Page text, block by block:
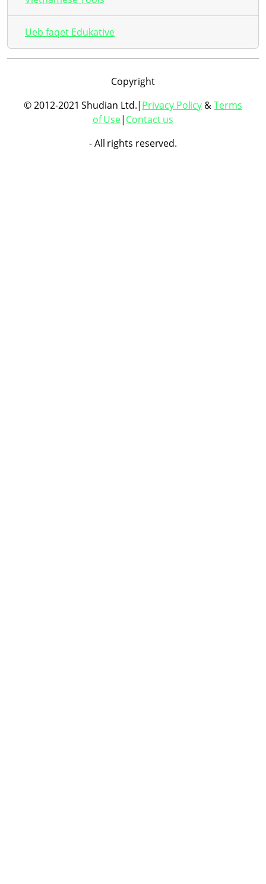
Ueb faqet Edukative
Copyright
© 2012-2021 Shudian Ltd.| Privacy Policy &Terms
of Use| Contact us
- All rights reserved.